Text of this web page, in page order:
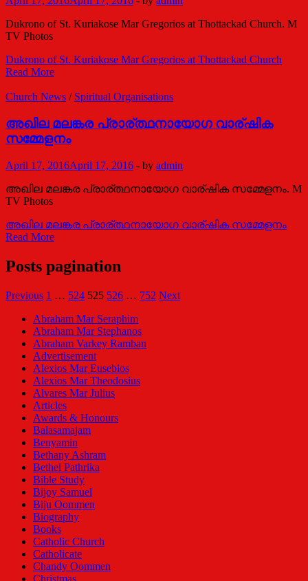
Dukrono of St. Kuriakose Mar Gregorios at Thottackad Church. M
TV Photos
Dukrono of St. Kuriakose Mar Gregorios at Thottackad Church
Read More
Church News / Spiritual Organisations
അഖില മലങ്കര പ്രാര്ത്ഥനായോഗ വാര്ഷിക
സമ്മേളനം
April 17, 2016April 17, 2016 - by admin
അഖില മലങ്കര പ്രാര്ത്ഥനായോഗ വാര്ഷിക സമ്മേളനം. M
TV Photos
അഖില മലങ്കര പ്രാര്ത്ഥനായോഗ വാര്ഷിക സമ്മേളനം
Read More
Posts pagination
Previous 1 … 524 525 526 … 752 Next
Abraham Mar Seraphim
Abraham Mar Stephanos
Abraham Varkey Ramban
Advertisement
Alexios Mar Eusebios
Alexios Mar Theodosius
Alvares Mar Julius
Articles
Awards & Honours
Balasamajam
Benyamin
Bethany Ashram
Bethel Pathrika
Bible Study
Bijoy Samuel
Biju Oommen
Biography
Books
Catholic Church
Catholicate
Chandy Oommen
Christmas